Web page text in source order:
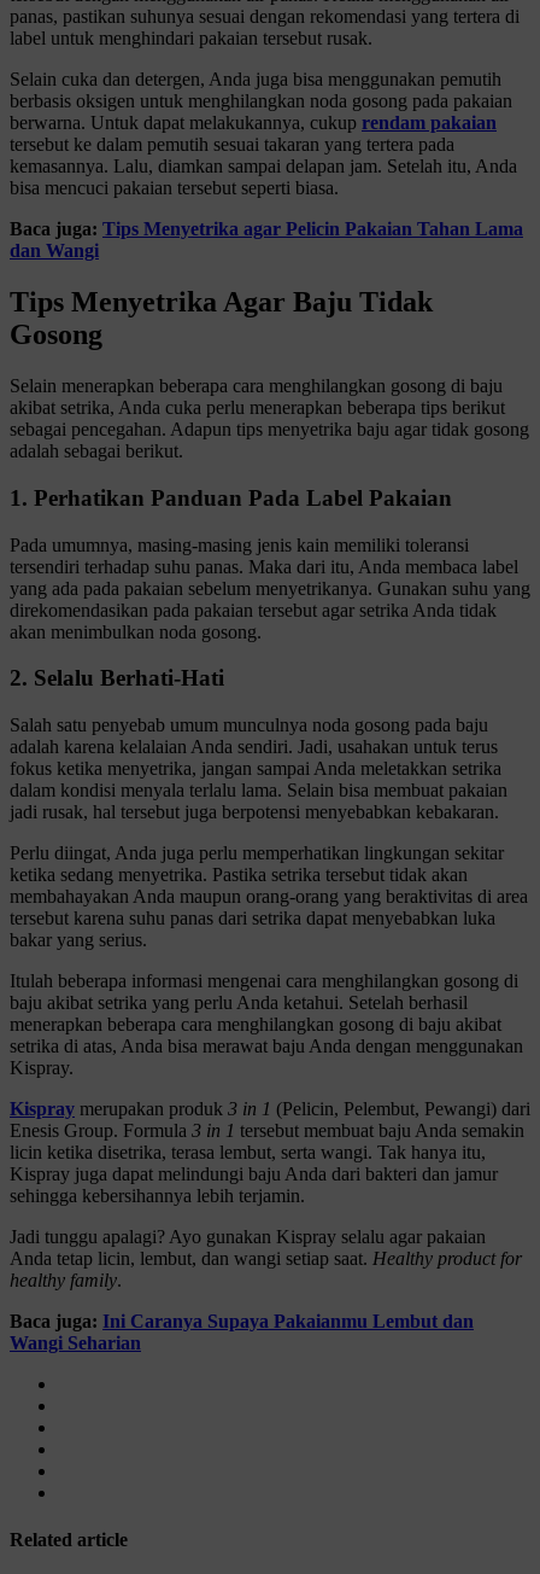
panas, pastikan suhunya sesuai dengan rekomendasi yang tertera di
label untuk menghindari pakaian tersebut rusak.
Selain cuka dan detergen, Anda juga bisa menggunakan pemutih
berbasis oksigen untuk menghilangkan noda gosong pada pakaian
berwarna. Untuk dapat melakukannya, cukup rendam pakaian
tersebut ke dalam pemutih sesuai takaran yang tertera pada
kemasannya. Lalu, diamkan sampai delapan jam. Setelah itu, Anda
bisa mencuci pakaian tersebut seperti biasa.
Baca juga: Tips Menyetrika agar Pelicin Pakaian Tahan Lama
dan Wangi
Tips Menyetrika Agar Baju Tidak
Gosong
Selain menerapkan beberapa cara menghilangkan gosong di baju
akibat setrika, Anda cuka perlu menerapkan beberapa tips berikut
sebagai pencegahan. Adapun tips menyetrika baju agar tidak gosong
adalah sebagai berikut.
1. Perhatikan Panduan Pada Label Pakaian
Pada umumnya, masing-masing jenis kain memiliki toleransi
tersendiri terhadap suhu panas. Maka dari itu, Anda membaca label
yang ada pada pakaian sebelum menyetrikanya. Gunakan suhu yang
direkomendasikan pada pakaian tersebut agar setrika Anda tidak
akan menimbulkan noda gosong.
2. Selalu Berhati-Hati
Salah satu penyebab umum munculnya noda gosong pada baju
adalah karena kelalaian Anda sendiri. Jadi, usahakan untuk terus
fokus ketika menyetrika, jangan sampai Anda meletakkan setrika
dalam kondisi menyala terlalu lama. Selain bisa membuat pakaian
jadi rusak, hal tersebut juga berpotensi menyebabkan kebakaran.
Perlu diingat, Anda juga perlu memperhatikan lingkungan sekitar
ketika sedang menyetrika. Pastika setrika tersebut tidak akan
membahayakan Anda maupun orang-orang yang beraktivitas di area
tersebut karena suhu panas dari setrika dapat menyebabkan luka
bakar yang serius.
Itulah beberapa informasi mengenai cara menghilangkan gosong di
baju akibat setrika yang perlu Anda ketahui. Setelah berhasil
menerapkan beberapa cara menghilangkan gosong di baju akibat
setrika di atas, Anda bisa merawat baju Anda dengan menggunakan
Kispray.
Kispray merupakan produk 3 in 1 (Pelicin, Pelembut, Pewangi) dari
Enesis Group. Formula 3 in 1 tersebut membuat baju Anda semakin
licin ketika disetrika, terasa lembut, serta wangi. Tak hanya itu,
Kispray juga dapat melindungi baju Anda dari bakteri dan jamur
sehingga kebersihannya lebih terjamin.
Jadi tunggu apalagi? Ayo gunakan Kispray selalu agar pakaian
Anda tetap licin, lembut, dan wangi setiap saat. Healthy product for
healthy family.
Baca juga: Ini Caranya Supaya Pakaianmu Lembut dan
Wangi Seharian
Related article